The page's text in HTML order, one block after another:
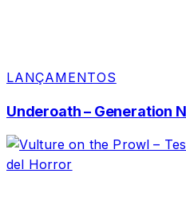
LANÇAMENTOS
Underoath – Generation